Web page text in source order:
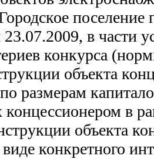
поселение
в части
конкурса
объекта
размерам
в
объекта
конкретного